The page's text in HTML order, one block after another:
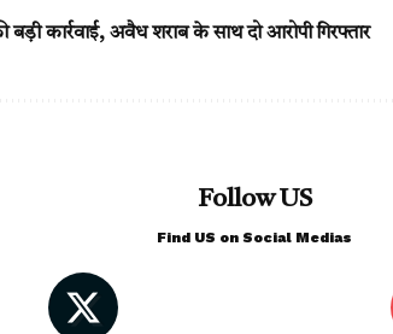
बड़ी कार्रवाई, अवैध शराब के साथ दो आरोपी गिरफ्तार
Follow US
Find US on Social Medias